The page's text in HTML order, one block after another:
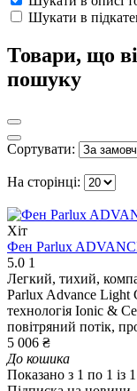
Шукати в
Товари, що
пошуку
Сортувати:
На сторінці:
Хіт
Фен Parlux
5.0 1
Легкий, тихий,
Parlux Advance
технологія Ionic &
повітряний потік,
5 006 ₴
До кошика
Показано з 1 по 1 із